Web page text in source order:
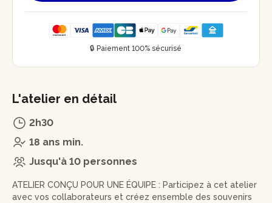
🔒 Paiement 100% sécurisé
L'atelier en détail
2h30
18 ans min.
Jusqu'à 10 personnes
ATELIER CONÇU POUR UNE ÉQUIPE : Participez à cet atelier
avec vos collaborateurs et créez ensemble des souvenirs